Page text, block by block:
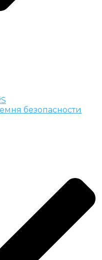
безопасности